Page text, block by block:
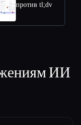
против tl;dv
ИИ